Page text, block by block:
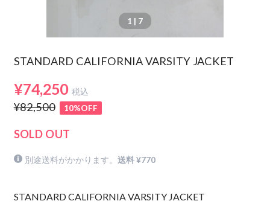
1 | 7
STANDARD CALIFORNIA VARSITY JACKET
¥74,250 税込
¥82,500 10%OFF
SOLD OUT
別途送料がかかります。送料 ¥770
STANDARD CALIFORNIA VARSITY JACKET